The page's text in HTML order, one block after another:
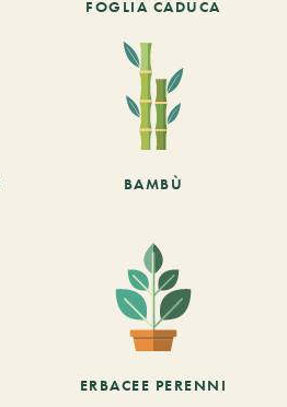
FOGLIA CADUCA
BAMBÙ
ERBACEE PERENNI